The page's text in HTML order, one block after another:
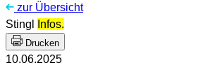
zur Übersicht
Stingl
Infos.
Drucken
10.06.2025